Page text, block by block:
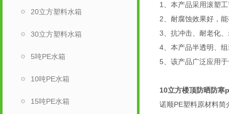
20立方塑料水箱
30立方塑料水箱
5吨PE水箱
10吨PE水箱
15吨PE水箱
1、本产品采用滚塑
2、耐腐蚀效果好，
3、抗冲击、耐老化
4、本产品半透明、
5、该产品广泛应用
10立方楼顶防晒防
诺顺PE塑料原材料简